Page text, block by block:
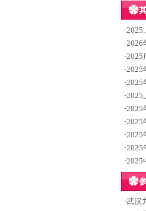
·2025
·2026
·2025
·2025
·2025
·2025
·2025
·2025
·2025
·2025
·2025
·武汉